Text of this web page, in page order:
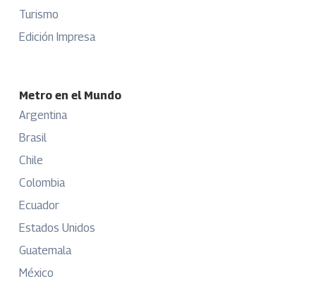
Turismo
Edición Impresa
Metro en el Mundo
Argentina
Brasil
Chile
Colombia
Ecuador
Estados Unidos
Guatemala
México